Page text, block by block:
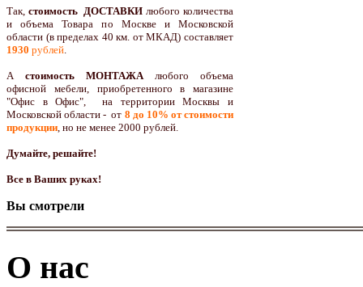
Так, стоимость ДОСТАВКИлюбого количества
и объема Товара по Москве и Московской
области (в пределах 40 км. от МКАД) составляет
1930 рублей.
А стоимость МОНТАЖАлюбого объема
офисной мебели, приобретенного в магазине
"Офис в Офис", на территории Москвы и
Московской области - от 8 до 10% от стоимости
продукции, но не менее 2000 рублей.
Думайте, решайте!
Все в Ваших руках!
Вы смотрели
О нас